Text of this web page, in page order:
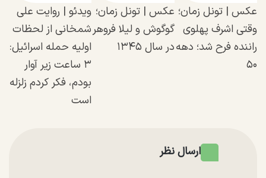
عکس | تونل زمان؛
وقتی اشرف پهلوی
راننده فرح شد؛ دهه
۵۰
عکس | تونل زمان؛
گوگوش و لیلا فروهر
در سال ۱۳۴۵
ویدئو | روایت علی
شمخانی از لحظات
اولیه حمله اسرائیل:
۳ ساعت زیر آوار
بودم، فکر کردم زلزله
است
ارسال نظر